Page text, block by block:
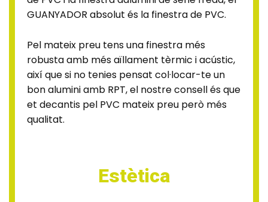
GUANYADOR absolut és la finestra de PVC.
Pel mateix preu tens una finestra més
robusta amb més aïllament tèrmic i acústic,
així que si no tenies pensat col·locar-te un
bon alumini amb RPT, el nostre consell és que
et decantis pel PVC mateix preu però més
qualitat.
Estètica